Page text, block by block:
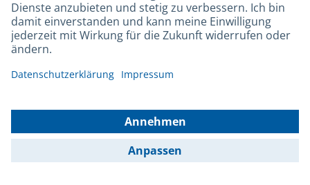
Stadt München auf Facebook
Stadt München auf Instagram
Stadt München auf YouTube
Stadt München auf X